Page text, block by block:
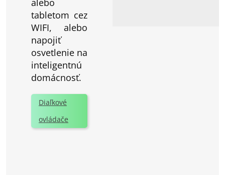
tabletom cez
WIFI, alebo
napojiť
osvetlenie na
inteligentnú
domácnosť.
Diaľkové
ovládače